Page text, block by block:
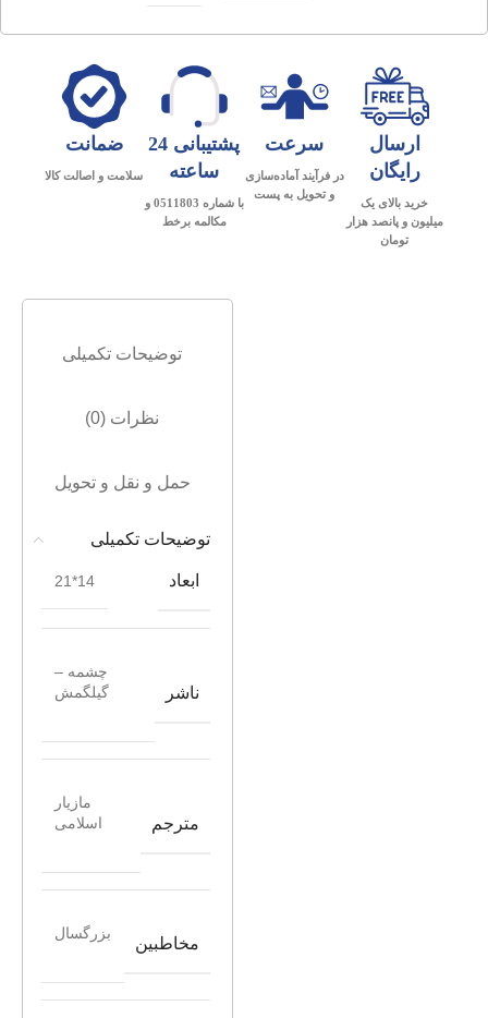
ارسال
رایگان
خرید بالای یک
میلیون و پانصد هزار
تومان
سرعت
در فرآیند آماده‌سازی
و تحویل به پست
پشتیبانی 24
ساعته
با شماره 0511803 و
مکالمه برخط
ضمانت
سلامت و اصالت کالا
توضیحات تکمیلی
نظرات (0)
حمل و نقل و تحویل
توضیحات تکمیلی
ابعاد 14*21
ناشر
چشمه –
گیلگمش
مترجم
مازیار
اسلامی
مخاطبین
بزرگسال